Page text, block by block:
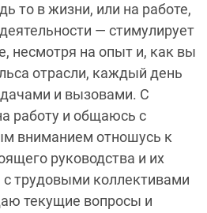
то в жизни, или на работе,
— стимулирует
несмотря на опыт и, как вы
отрасли, каждый день
и вызовами. С
работу и общаюсь с
вниманием отношусь к
руководства и их
трудовыми коллективами
текущие вопросы и